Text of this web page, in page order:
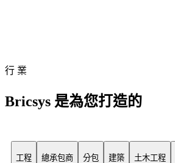
行 業
Bricsys 是為您打造的
工程 總承包商 分包 建築 土木工程